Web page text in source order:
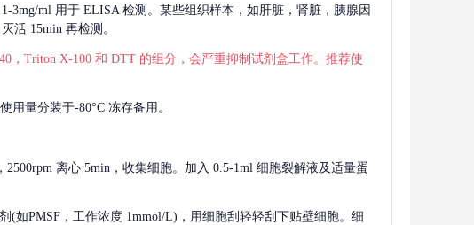
3mg/ml 用于 ELISA 检测。某些组织样本，如肝脏，肾脏，胰腺因
活 15min 再检测。
，Triton X-100 和 DTT 的组分，会严重抑制试剂盒工作。推荐使
用量分装于-80°C 冻存备用。
离心 5min，收集细胞。加入 0.5-1ml 细胞裂解液及适量蛋
(如PMSF，工作浓度 1mmol/L)，用细胞刮轻轻刮下贴壁细胞。细